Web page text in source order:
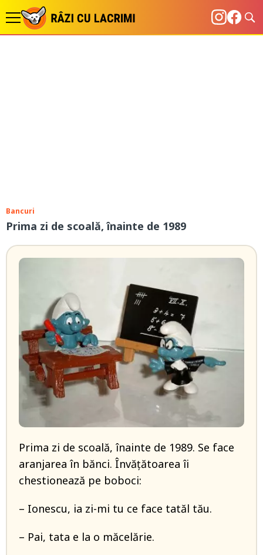
Bancuri
Prima zi de scoală, înainte de 1989
Prima zi de scoală, înainte de 1989. Se face
aranjarea în bănci. Învățătoarea îi
chestionează pe boboci:
– Ionescu, ia zi-mi tu ce face tatăl tău.
– Pai, tata e la o măcelărie.